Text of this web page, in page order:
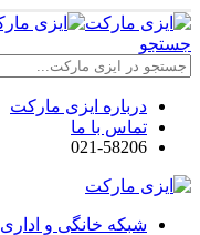
جستجو
درباره ایزی مارکت
تماس با ما
021-58206
شبکه خانگی و اداری